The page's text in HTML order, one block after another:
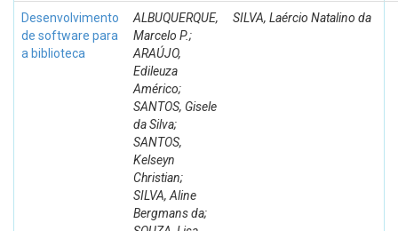
Desenvolvimento
de software para
a biblioteca
ALBUQUERQUE,
Marcelo P.;
ARAÚJO,
Edileuza
Américo;
SANTOS, Gisele
da Silva;
SANTOS,
Kelseyn
Christian;
SILVA, Aline
Bergmans da;
SILVA, Laércio Natalino da